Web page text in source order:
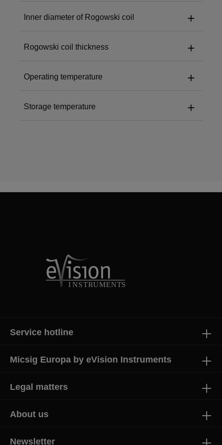
RCP500:
Inner diameter of Rogowski coil
RCP500:
+
Rogowski coil thickness
RCP500:
+
Operating temperature
RCP500:
+
Storage temperature +
Newsletter
Service hotline
Micsig Europa by eVision Instruments
Legal matters
About us